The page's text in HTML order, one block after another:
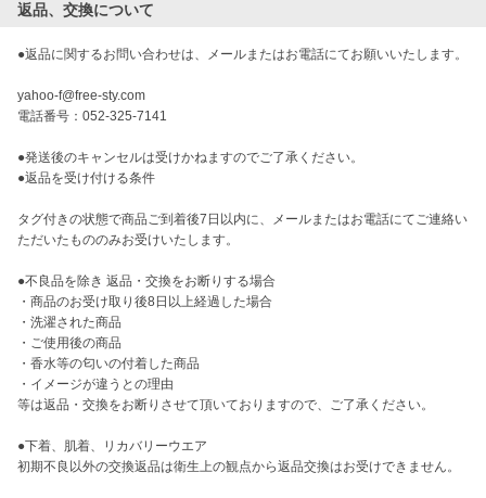
返品、交換について
●返品に関するお問い合わせは、メールまたはお電話にてお願いいたします。
yahoo-f@free-sty.com
電話番号：052-325-7141
●発送後のキャンセルは受けかねますのでご了承ください。
●返品を受け付ける条件
タグ付きの状態で商品ご到着後7日以内に、メールまたはお電話にてご連絡い
ただいたもののみお受けいたします。
●不良品を除き 返品・交換をお断りする場合
・商品のお受け取り後8日以上経過した場合
・洗濯された商品
・ご使用後の商品
・香水等の匂いの付着した商品
・イメージが違うとの理由
等は返品・交換をお断りさせて頂いておりますので、ご了承ください。
●下着、肌着、リカバリーウエア
初期不良以外の交換返品は衛生上の観点から返品交換はお受けできません。